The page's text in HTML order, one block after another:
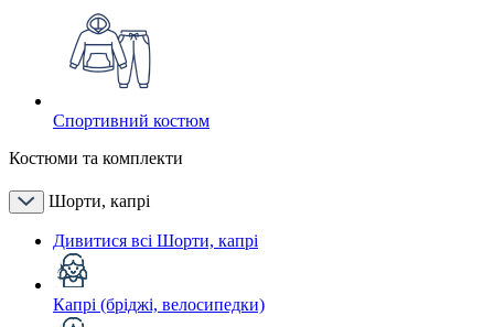
Спортивний костюм
Костюми та комплекти
Шорти, капрі
Дивитися всі Шорти, капрі
Капрі (бріджі, велосипедки)